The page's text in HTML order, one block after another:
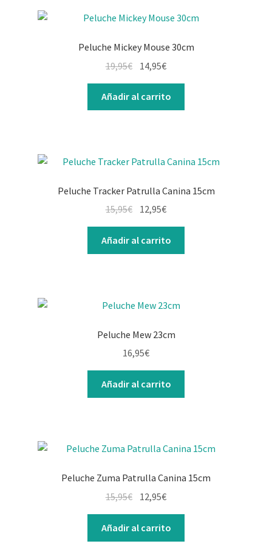
Peluche Mickey Mouse 30cm
19,95€ 14,95€
Añadir al carrito
Peluche Tracker Patrulla Canina 15cm
15,95€ 12,95€
Añadir al carrito
Peluche Mew 23cm
16,95€
Añadir al carrito
Peluche Zuma Patrulla Canina 15cm
15,95€ 12,95€
Añadir al carrito